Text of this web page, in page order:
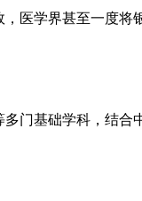
医学界甚至一度将
门基础学科，结合